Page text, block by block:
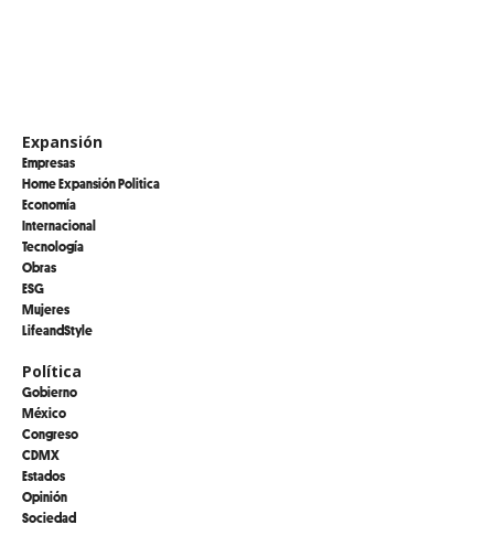
Expansión
Empresas
Home Expansión Politica
Economía
Internacional
Tecnología
Obras
ESG
Mujeres
LifeandStyle
Política
Gobierno
México
Congreso
CDMX
Estados
Opinión
Sociedad